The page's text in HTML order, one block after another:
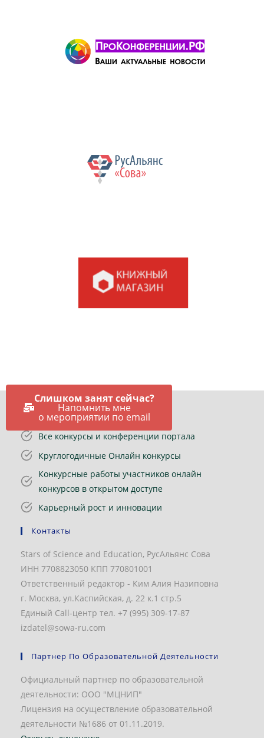
Слишком занят сейчас?
Напомнить мне
о мероприятии по email
Быстрые Ссылки
Все конкурсы и конференции портала
Круглогодичные Онлайн конкурсы
Конкурсные работы участников онлайн
конкурсов в открытом доступе
Карьерный рост и инновации
Контакты
Stars of Science and Education, РусАльянс Сова
ИНН 7708823050 КПП 770801001
Ответственный редактор - Ким Алия Назиповна
г. Москва, ул.Каспийская, д. 22 к.1 стр.5
Единый Call-центр тел. +7 (995) 309-17-87
izdatel@sowa-ru.com
Партнер По Образовательной Деятельности
Официальный партнер по образовательной
деятельности: ООО "МЦНИП"
Лицензия на осуществление образовательной
деятельности №1686 от 01.11.2019.